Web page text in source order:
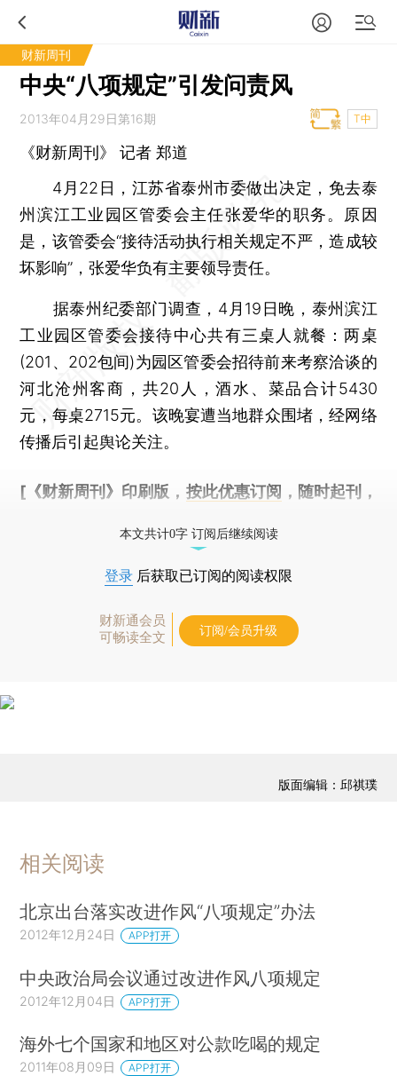
财新周刊
中央“八项规定”引发问责风
2013年04月29日第16期 T中
《财新周刊》 记者 郑道
4月22日，江苏省泰州市委做出决定，免去泰
州滨江工业园区管委会主任张爱华的职务。原因
是，该管委会“接待活动执行相关规定不严，造成较
坏影响”，张爱华负有主要领导责任。
据泰州纪委部门调查，4月19日晚，泰州滨江
工业园区管委会接待中心共有三桌人就餐：两桌
(201、202包间)为园区管委会招待前来考察洽谈的
河北沧州客商，共20人，酒水、菜品合计5430
元，每桌2715元。该晚宴遭当地群众围堵，经网络
传播后引起舆论关注。
[《财新周刊》印刷版， 按此优惠订阅 ，随时起刊，
本文共计0字 订阅后继续阅读
登录 后获取已订阅的阅读权限
财新通会员
可畅读全文
订阅/会员升级
版面编辑：邱祺璞
相关阅读
北京出台落实改进作风“八项规定”办法
2012年12月24日 APP打开
中央政治局会议通过改进作风八项规定
2012年12月04日 APP打开
海外七个国家和地区对公款吃喝的规定
2011年08月09日 APP打开